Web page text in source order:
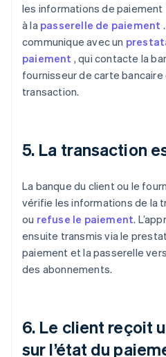
les informations de
à la passerelle de paiement
communique avec un
paiement , qui contacte la
fournisseur de carte
transaction.
5. La transaction
La banque du client ou le
vérifie les informations de la
ou refuse le paiement.
ensuite transmis via le
paiement et la passerelle
des abonnements.
6. Le client reçoit
sur l’état du